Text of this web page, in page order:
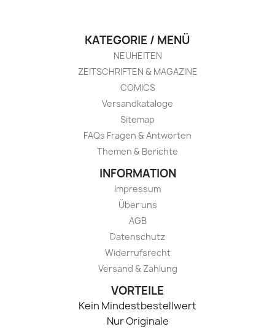
KATEGORIE / MENÜ
NEUHEITEN
ZEITSCHRIFTEN & MAGAZINE
COMICS
Versandkataloge
Sitemap
FAQs Fragen & Antworten
Themen & Berichte
INFORMATION
Impressum
Über uns
AGB
Datenschutz
Widerrufsrecht
Versand & Zahlung
VORTEILE
Kein Mindestbestellwert
Nur Originale